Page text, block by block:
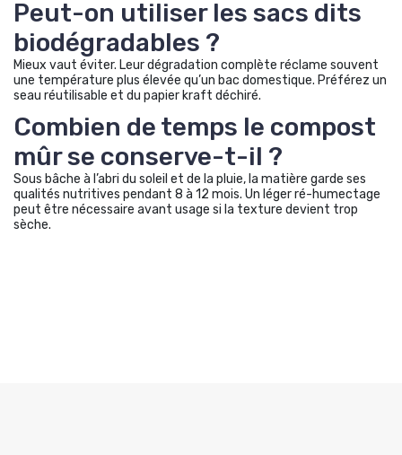
Peut-on utiliser les sacs dits
biodégradables ?
Mieux vaut éviter. Leur dégradation complète réclame souvent
une température plus élevée qu’un bac domestique. Préférez un
seau réutilisable et du papier kraft déchiré.
Combien de temps le compost
mûr se conserve-t-il ?
Sous bâche à l’abri du soleil et de la pluie, la matière garde ses
qualités nutritives pendant 8 à 12 mois. Un léger ré-humectage
peut être nécessaire avant usage si la texture devient trop
sèche.